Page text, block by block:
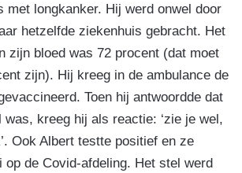
met longkanker. Hij werd onwel door
hetzelfde ziekenhuis gebracht. Het
zijn bloed was 72 procent (dat moet
zijn). Hij kreeg in de ambulance de
Toen hij antwoordde dat
was, kreeg hij als reactie: ‘zie je wel,
Ook Albert testte positief en ze
op de Covid-afdeling. Het stel werd